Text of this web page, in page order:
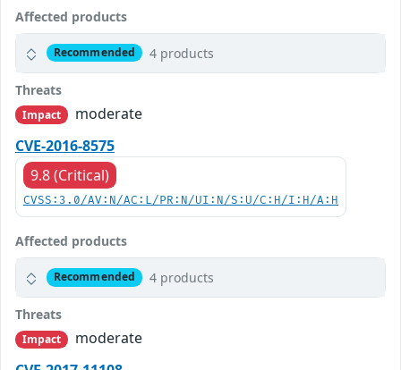
Affected products
Recommended 4 products
Threats
Impact
moderate
CVE-2016-8575
9.8 (Critical)
CVSS:3.0/AV:N/AC:L/PR:N/UI:N/S:U/C:H/I:H/A:H
Affected products
Recommended 4 products
Threats
Impact
moderate